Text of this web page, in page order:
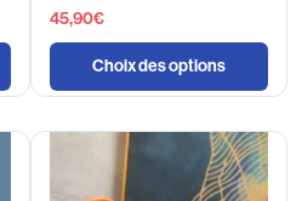
45,90€
Choix des options